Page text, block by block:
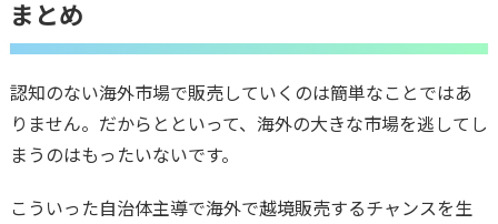
まとめ
認知のない海外市場で販売していくのは簡単なことではあ
りません。だからとといって、海外の大きな市場を逃してし
まうのはもったいないです。
こういった自治体主導で海外で越境販売するチャンスを生